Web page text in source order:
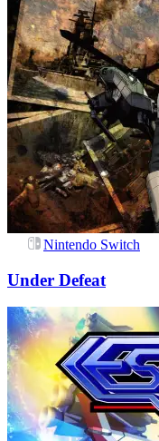
Nintendo Switch
Under Defeat